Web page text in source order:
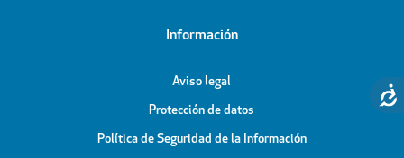
Información
Aviso legal
Protección de datos
Política de Seguridad de la Información